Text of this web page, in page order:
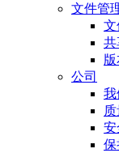
文件管
文
共
版
公司
我
安
保